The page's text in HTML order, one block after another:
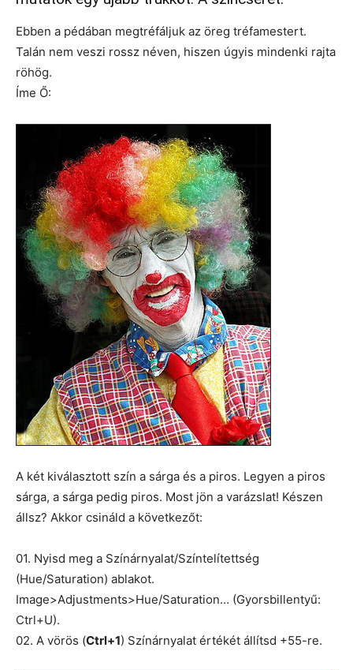
Ebben a pédában megtréfáljuk az öreg tréfamestert.
Talán nem veszi rossz néven, hiszen úgyis mindenki rajta
röhög.
Íme Ő:
A két kiválasztott szín a sárga és a piros. Legyen a piros
sárga, a sárga pedig piros. Most jön a varázslat! Készen
állsz? Akkor csináld a következőt:
01. Nyisd meg a Színárnyalat/Színtelítettség
(Hue/Saturation) ablakot.
Image>Adjustments>Hue/Saturation… (Gyorsbillentyű:
Ctrl+U).
02. A vörös (Ctrl+1) Színárnyalat értékét állítsd +55-re.